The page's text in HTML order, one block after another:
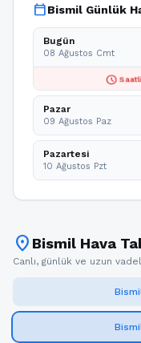
calendar_todayBismil Günlük
Bugün
08 Ağustos Cmt
schedule
Pazar
09 Ağustos Paz
Pazartesi
10 Ağustos Pzt
location_on Bismil Hava
Canlı, günlük ve uzun